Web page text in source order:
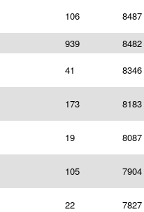
106 8487
939
8482
41 8346
173 8183
19 8087
105 7904
22 7827